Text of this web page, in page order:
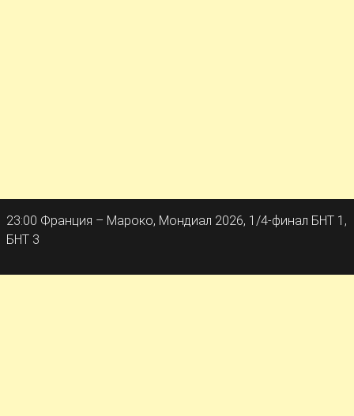
23:00 Франция – Мароко, Мондиал 2026, 1/4-финал БНТ 1,
БНТ 3